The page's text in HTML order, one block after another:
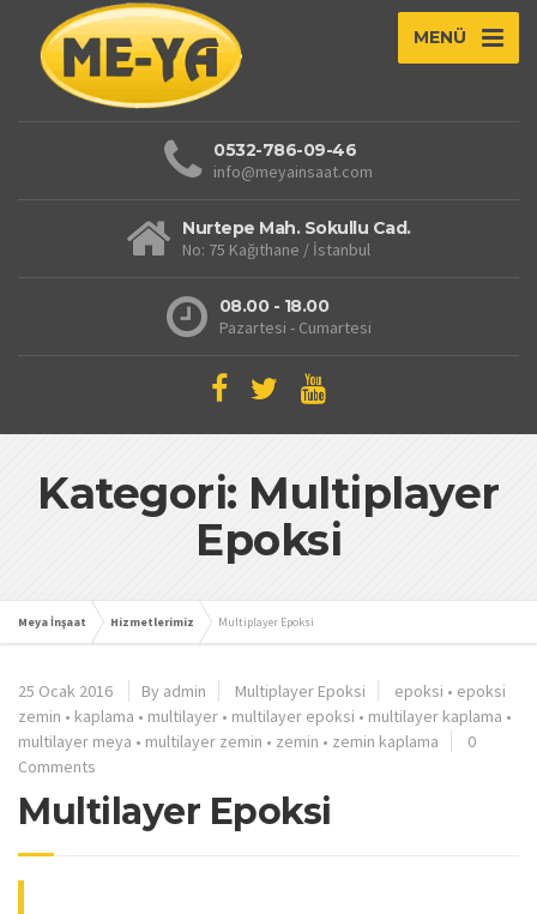
MENÜ
0532-786-09-46
info@meyainsaat.com
Nurtepe Mah. Sokullu Cad.
No: 75 Kağıthane / İstanbul
08.00 - 18.00
Pazartesi - Cumartesi
Kategori: Multiplayer
Epoksi
Meya İnşaat Hizmetlerimiz Multiplayer Epoksi
25 Ocak 2016 By admin Multiplayer Epoksi epoksi • epoksi
zemin • kaplama • multilayer • multilayer epoksi • multilayer kaplama •
multilayer meya • multilayer zemin • zemin • zemin kaplama
0
Comments
Multilayer Epoksi